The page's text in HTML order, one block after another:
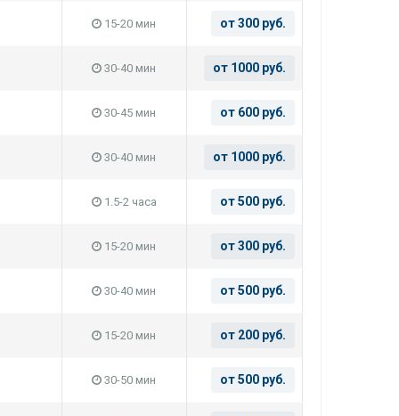
15-20 мин от 300 руб.
30-40 мин от 1000 руб.
30-45 мин от 600 руб.
30-40 мин от 1000 руб.
1.5-2 часа от 500 руб.
15-20 мин от 300 руб.
30-40 мин от 500 руб.
15-20 мин от 200 руб.
30-50 мин от 500 руб.